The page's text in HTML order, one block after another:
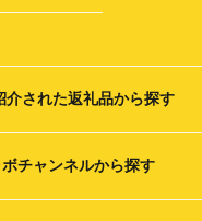
介された返礼品から探す
チャンネルから探す